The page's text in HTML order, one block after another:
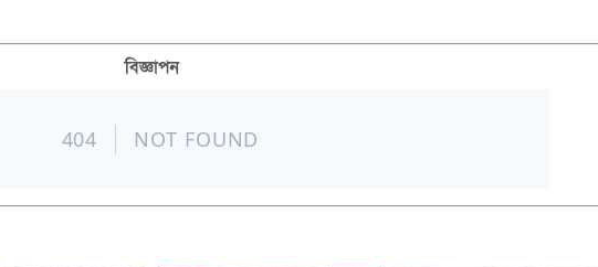
বিজ্ঞাপন